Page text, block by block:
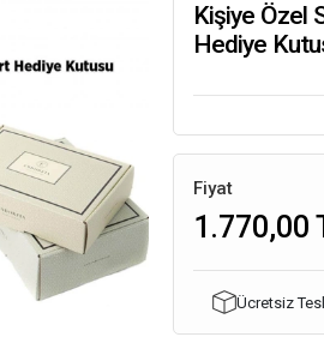
Kişiye Özel
Hediye
Fiyat
1.770,00
Ücretsiz